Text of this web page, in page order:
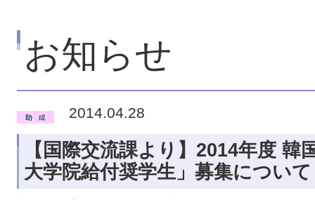
お知らせ
2014.04.28
【国際交流課より】2014年度 韓
大学院給付奨学生」募集について